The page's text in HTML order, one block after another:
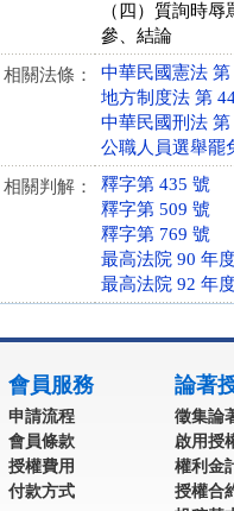
（四）質詢時辱
參、結論
相關法條：
中華民國憲法
地方制度法 第
中華民國刑法 第
公職人員選舉罷
相關判解：
釋字第 435 號
釋字第 509 號
釋字第 769 號
最高法院 90 年
最高法院 92 年
會員服務
申請流程
會員條款
授權費用
付款方式
論著
徵集論
啟用授
權利金
授權合